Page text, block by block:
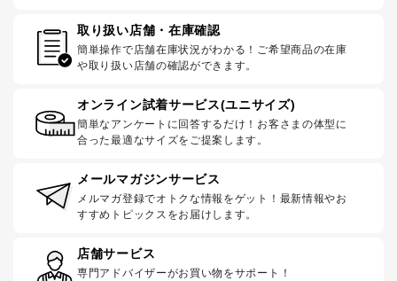
取り扱い店舗・在庫確認
簡単操作で店舗在庫状況がわかる！ご希望商品の在庫
や取り扱い店舗の確認ができます。
オンライン試着サービス(ユニサイズ)
簡単なアンケートに回答するだけ！お客さまの体型に
合った最適なサイズをご提案します。
メールマガジンサービス
メルマガ登録でオトクな情報をゲット！最新情報やお
すすめトピックスをお届けします。
店舗サービス
専門アドバイザーがお買い物をサポート！